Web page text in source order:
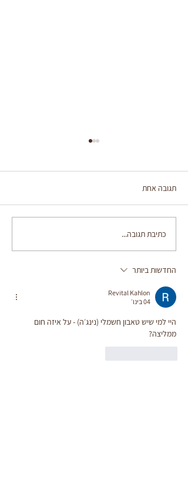
פילה סלמון בהדרים
תגובה אחת
כתיבת תגובה...
החדשות ביותר
Revital Kahlon
04 בינו׳
היי למי שיש טאבון חשמלי (נינג׳ה) - על איזה חום
ממליצה?